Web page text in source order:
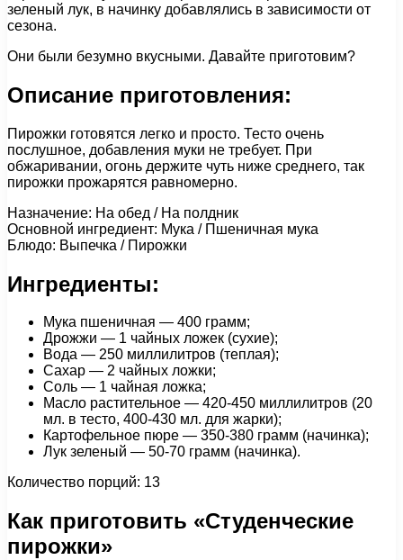
зеленый лук, в начинку добавлялись в зависимости от
сезона.
Они были безумно вкусными. Давайте приготовим?
Описание приготовления:
Пирожки готовятся легко и просто. Тесто очень
послушное, добавления муки не требует. При
обжаривании, огонь держите чуть ниже среднего, так
пирожки прожарятся равномерно.
Назначение: На обед / На полдник
Основной ингредиент: Мука / Пшеничная мука
Блюдо: Выпечка / Пирожки
Ингредиенты:
Мука пшеничная — 400 грамм;
Дрожжи — 1 чайных ложек (сухие);
Вода — 250 миллилитров (теплая);
Сахар — 2 чайных ложки;
Соль — 1 чайная ложка;
Масло растительное — 420-450 миллилитров (20
мл. в тесто, 400-430 мл. для жарки);
Картофельное пюре — 350-380 грамм (начинка);
Лук зеленый — 50-70 грамм (начинка).
Количество порций: 13
Как приготовить «Студенческие
пирожки»